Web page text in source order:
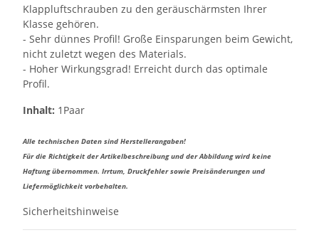
Klappluftschrauben zu den geräuschärmsten Ihrer
Klasse gehören.
- Sehr dünnes Profil! Große Einsparungen beim Gewicht,
nicht zuletzt wegen des Materials.
- Hoher Wirkungsgrad! Erreicht durch das optimale
Profil.
Inhalt: 1Paar
Alle technischen Daten sind Herstellerangaben!
Für die Richtigkeit der Artikelbeschreibung und der Abbildung wird keine
Haftung übernommen. Irrtum, Druckfehler sowie Preisänderungen und
Liefermöglichkeit vorbehalten.
Sicherheitshinweise